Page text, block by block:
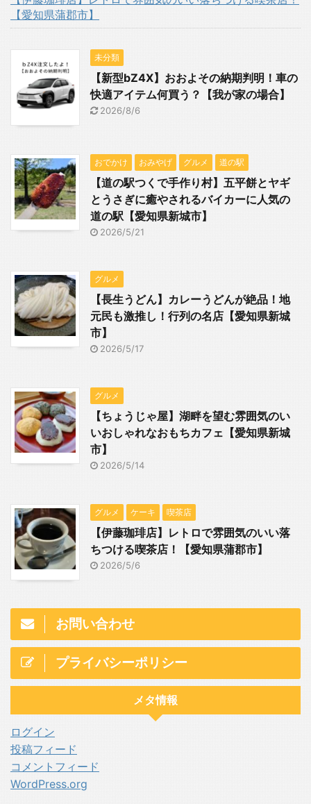
【愛知県蒲郡市】
未分類
【新型bZ4X】おおよその納期判明！車の
快適アイテム何買う？【我が家の場合】
2026/8/6
おでかけ おみやげ グルメ 道の駅
【道の駅つくで手作り村】五平餅とヤギ
とうさぎに癒やされるバイカーに人気の
道の駅【愛知県新城市】
2026/5/21
グルメ
【長生うどん】カレーうどんが絶品！地
元民も激推し！行列の名店【愛知県新城
市】
2026/5/17
グルメ
【ちょうじゃ屋】湖畔を望む雰囲気のい
いおしゃれなおもちカフェ【愛知県新城
市】
2026/5/14
グルメ ケーキ 喫茶店
【伊藤珈琲店】レトロで雰囲気のいい落
ちつける喫茶店！【愛知県蒲郡市】
2026/5/6
お問い合わせ
プライバシーポリシー
メタ情報
ログイン
投稿フィード
コメントフィード
WordPress.org